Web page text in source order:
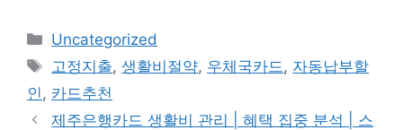
카
테
리
Uncategorized
태
그
고정지출,생활비절약, 우체국카드 , 자동납부할
인 , 카드추천
제주은행카드 생활비 관리 | 혜택 집중 분석 | 스